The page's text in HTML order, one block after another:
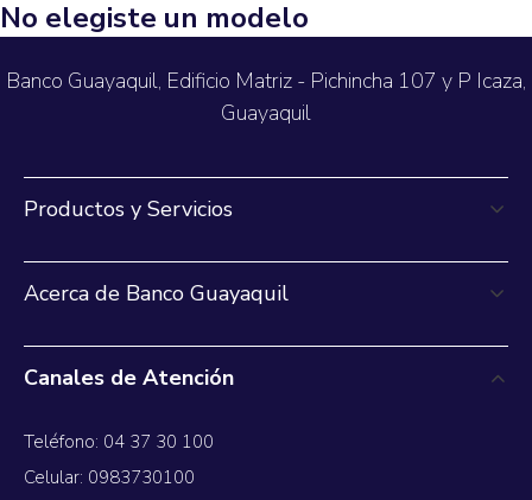
No elegiste un modelo
Banco Guayaquil, Edificio Matriz - Pichincha 107 y P Icaza,
Guayaquil
Productos y Servicios
Acerca de Banco Guayaquil
Canales de Atención
Teléfono: 04 37 30 100
Celular: 0983730100